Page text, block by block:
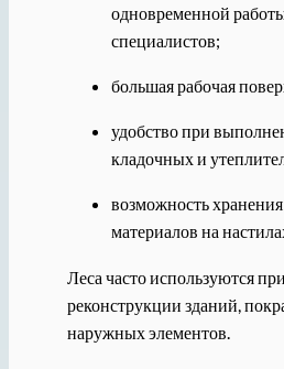
одновременной
специалистов;
большая рабочая
удобство при
кладочных и
возможность
материалов на
Леса часто используются
реконструкции зданий,
наружных элементов.